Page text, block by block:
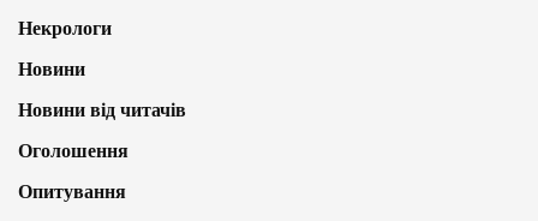
Некрологи
Новини
Новини від читачів
Оголошення
Опитування